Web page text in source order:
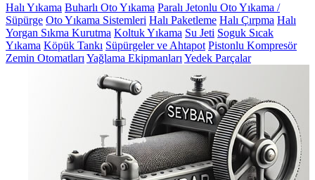
Halı Yıkama Buharlı Oto Yıkama Paralı Jetonlu Oto Yıkama /
Süpürge Oto Yıkama Sistemleri Halı Paketleme Halı Çırpma Halı
Yorgan Sıkma Kurutma Koltuk Yıkama Su Jeti Soguk Sıcak
Yıkama Köpük Tankı Süpürgeler ve Ahtapot Pistonlu Kompresör
Zemin Otomatları Yağlama Ekipmanları Yedek Parçalar